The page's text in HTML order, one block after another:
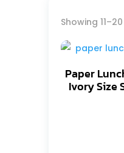
Showing
Paper
Ivory Size